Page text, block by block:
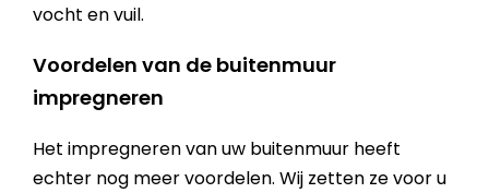
vocht en vuil.
Voordelen van de buitenmuur
impregneren
Het impregneren van uw buitenmuur heeft
echter nog meer voordelen. Wij zetten ze voor u